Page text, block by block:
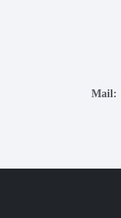
Mail: